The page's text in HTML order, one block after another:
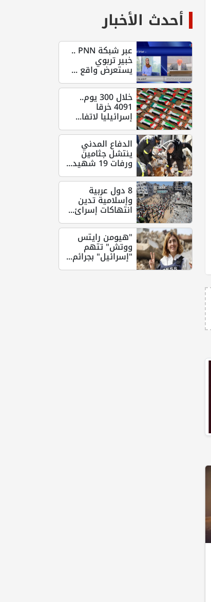
أحدث الأخبار
عبر شبكة PNN ..
خبير تربوي
يستعرض واقع ...
خلال 300 يوم..
4091 خرقا
إسرائيليا لاتفا...
الدفاع المدني
ينتشل جثامين
ورفات 19 شهيد...
8 دول عربية
وإسلامية تدين
انتهاكات إسرائ...
"هيومن رايتس
ووتش" تتهم
"إسرائيل" بجرائم...